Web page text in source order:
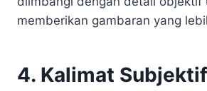
memberikan gambaran yang
4. Kalimat